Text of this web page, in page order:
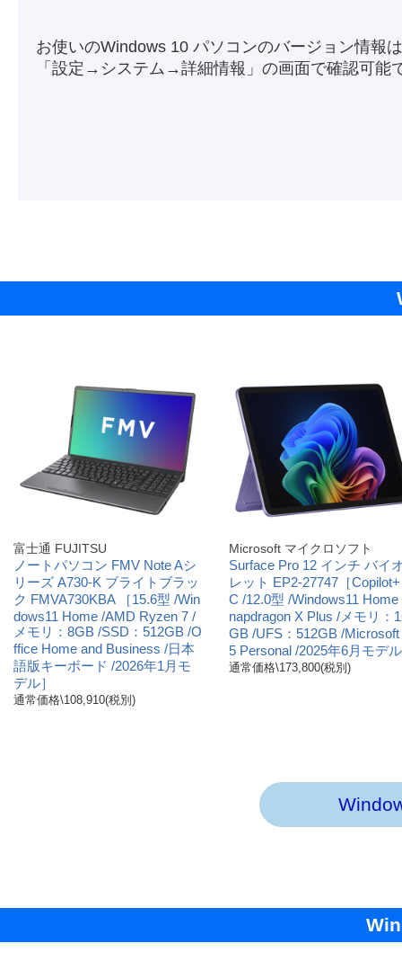
お使いのWindows 10 パソコンのバージョン情報は
「設定→システム→詳細情報」の画面で確認可能
富士通 FUJITSU
ノートパソコン FMV Note Aシ
リーズ A730-K ブライトブラッ
ク FMVA730KBA ［15.6型 /Win
dows11 Home /AMD Ryzen 7 /
メモリ：8GB /SSD：512GB /O
ffice Home and Business /日本
語版キーボード /2026年1月モ
デル］
通常価格\108,910(税別)
Microsoft マイクロソフト
Surface Pro 12 インチ バイ
レット EP2-27747［
C /12.0型 /Windows11 Home
napdragon X Plus /メモリ：
GB /UFS：512GB /Microsoft
5 Personal /2025年6月モデ
通常価格\173,800(税別)